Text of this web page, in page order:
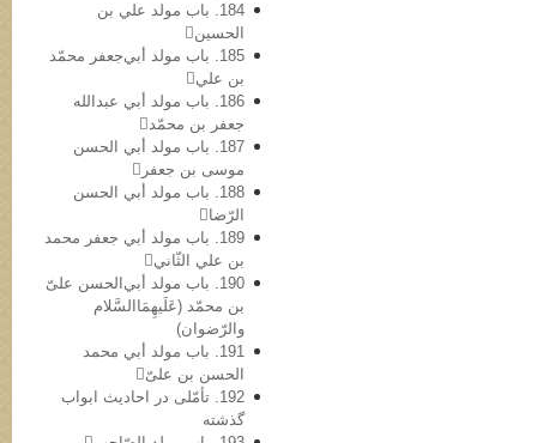
184. باب مولد علي بن
الحسین
185. باب مولد أبي‌جعفر محمّد
بن علي
186. باب مولد أبي عبدالله
جعفر بن محمّد
187. باب مولد أبي الحسن
موسی بن جعفر
188. باب مولد أبي الحسن
الرّضا
189. باب مولد أبي جعفر محمد
بن علي الثّاني
190. باب مولد أبي‌الحسن علیّ
بن محمّد (عَلَیهِمَاالسَّلام
والرّضوان)
191. باب مولد أبي محمد
الحسن بن علیّ
192. تأمّلی در احادیث ابواب
گذشته